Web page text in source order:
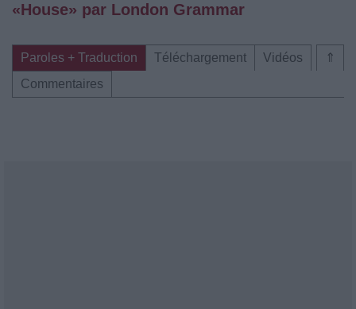
«House» par London Grammar
⇑
Paroles + Traduction Téléchargement
Vidéos
Commentaires